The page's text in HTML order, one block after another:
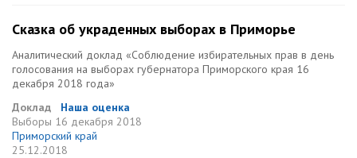
Сказка об украденных выборах в Приморье
Аналитический доклад «Соблюдение избирательных прав в день
голосования на выборах губернатора Приморского края 16
декабря 2018 года»
Доклад
Наша оценка
Выборы 16 декабря 2018
Приморский край
25.12.2018